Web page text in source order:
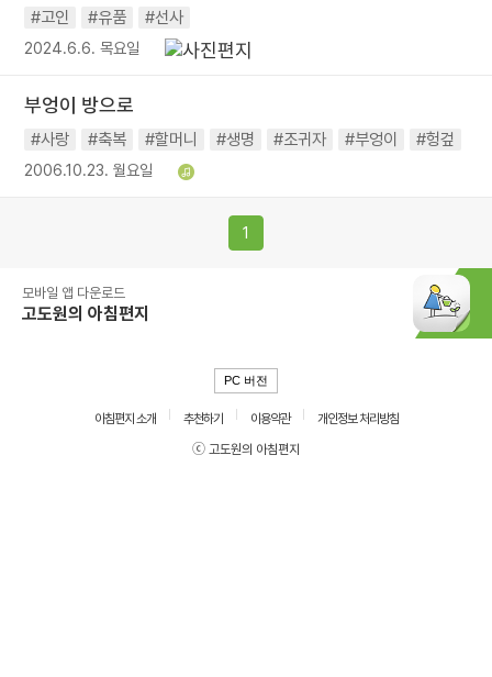
#고인
#유품 #선사
2024.6.6. 목요일
부엉이 방으로
#사랑 #축복 #할머니 #생명 #조귀자 #부엉이 #헝겊
2006.10.23. 월요일
1
모바일 앱 다운로드
고도원의 아침편지
PC 버전
아침편지 소개 추천하기 이용약관
개인정보 처리방침
ⓒ 고도원의 아침편지